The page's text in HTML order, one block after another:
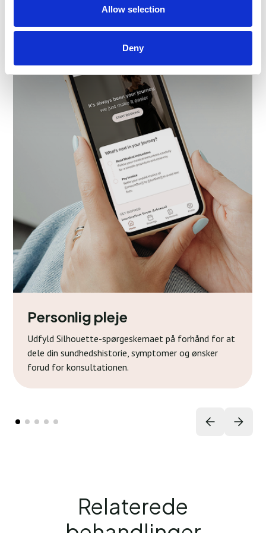
Allow selection
Deny
Personlig pleje
Udfyld Silhouette-spørgeskemaet på forhånd for at
dele din sundhedshistorie, symptomer og ønsker
forud for konsultationen.
Relaterede